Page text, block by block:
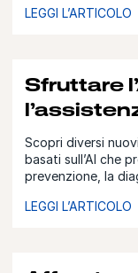
LEGGI L’ARTICOLO
Sfruttare
Scopri diversi
basati sull’AI che
prevenzione, la
LEGGI L’ARTICOLO